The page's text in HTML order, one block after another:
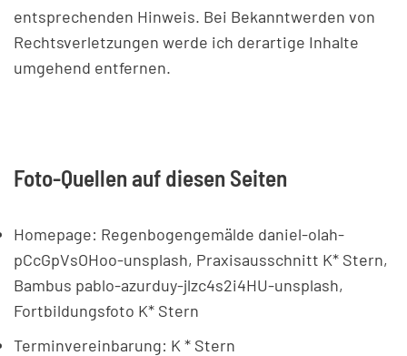
entsprechenden Hinweis. Bei Bekanntwerden von
Rechtsverletzungen werde ich derartige Inhalte
umgehend entfernen.
Foto-Quellen auf diesen Seiten
Homepage: Regenbogengemälde daniel-olah-
pCcGpVsOHoo-unsplash, Praxisausschnitt K* Stern,
Bambus pablo-azurduy-jlzc4s2i4HU-unsplash,
Fortbildungsfoto K* Stern
Terminvereinbarung: K * Stern